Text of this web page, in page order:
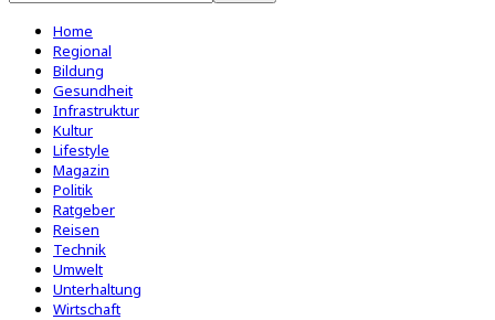
Home
Regional
Bildung
Gesundheit
Infrastruktur
Kultur
Lifestyle
Magazin
Politik
Ratgeber
Reisen
Technik
Umwelt
Unterhaltung
Wirtschaft